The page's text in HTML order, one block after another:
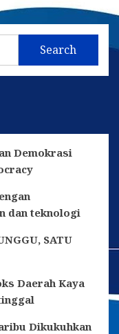
Search
Demokrasi
dan teknologi
SATU
Daerah Kaya
Dikukuhkan